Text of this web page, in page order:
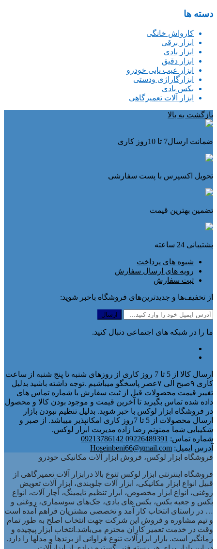
دسته ها
کارواش خانگی
ابزار برقی
ابزار بادی
ابزار دقیق
ابزار عیب یابی خودرو
ابزارگاراژی ودستی
بکس بادی
ابزار آلات تعمیرگاهی
بازگشت به بالا
ضمانت ارسال7 تا 10روز کاری
تحویل اکسپرس با پست سفارشی
تضمین بهترین قیمت
پشتیبانی 24 ساعته
شیوه های پرداخت
رویه های ارسال سفارش
ثبت سفارش
از تخفیف‌ها و جدیدترین‌های فروشگاه باخبر شوید:
ما را در شبکه های اجتماعی دنبال کنید.
ارسال کالا از 5 تا 7 روز کاری از روزهای شنبه تا پنج شنبه از ساعت
کاری ۹صبح الی ۷عصر پاسخگو میباشیم .توجه داشته باشید بدلیل
تغییر قیمت محصولات قبل از ثبت سفارش با شماره تماس های
داده شده تماس بگیرید تا آخرین قیمت و موجود بودن کالا و محصول
در فروشگاه ابزار لوکس با خبر شوید. بدلیل تنظیم نبودن بازار
ارسال محصولات از 5 تا 7روز کاری امکانپذیر میباشد. از صبر و
شکیبایی شما ممنونم رضا زاده مدیریت ابزار لوکس.
شماره تماس: 09226489391 09213786142
آدرس ایمیل: Hoseinbeni66@gmail.com
فروشگاه ابزار لوکس، فروش ابزار آلات مکانیکی خودرو
فروشگاه اینترنتی ابزار لوکس تنوع بالا درابزار آلات تعمیرگاهی از
قبیل انواع ابزار مکانیکی، ابزار آلات جلوبندی، ابزار آلات تعویض
روغنی، انواع ابزار مخصوص، ابزار تنظیم تایمینگ، آچار آلات، انواع
بکس و جعبه بکس، بکس های بادی، جک‌های سوسماری، روغنی و
… در راستای انتخاب کار آمد و تخصصی مشتریان فراهم آمده است
و تیم مشاوره و فروش این شرکت جهت انتخاب اصلح به طور تمام
وقت در خدمت تعمیر کاران محترم می‌باشد.انتخاب ابزار پیچیده و
زمانگیر است. بازار ابزارآلات تنوع فراوانی از برندها و مدلها را دارد.